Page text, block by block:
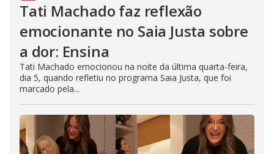
Tati Machado faz reflexão
emocionante no Saia Justa sobre
a dor: Ensina
Tati Machado emocionou na noite da última quarta-feira,
dia 5, quando refletiu no programa Saia Justa, que foi
marcado pela...